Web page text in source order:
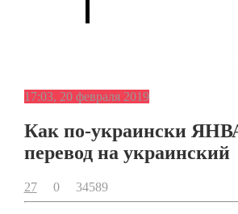
17:03, 20 февраля 2019
Как по-украински
перевод на украинский
27 0 34589